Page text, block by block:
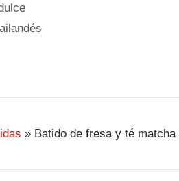
» Batido de fresa y té matcha